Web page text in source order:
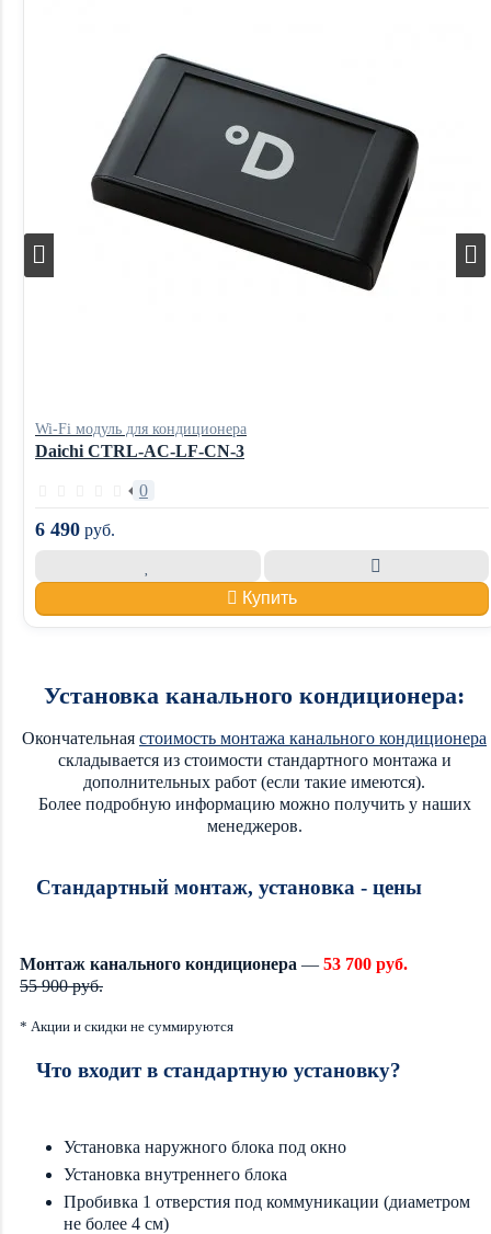
Wi-Fi модуль для кондиционера
Daichi CTRL-AC-LF-CN-3
0
6 490 руб.
Купить
Установка канального кондиционера:
Окончательная стоимость монтажа канального кондиционера
складывается из стоимости стандартного монтажа и
дополнительных работ (если такие имеются).
Более подробную информацию можно получить у наших
менеджеров.
Стандартный монтаж, установка - цены
Монтаж канального кондиционера — 53 700 руб.
55 900 руб.
* Акции и скидки не суммируются
Что входит в стандартную установку?
Установка наружного блока под окно
Установка внутреннего блока
Пробивка 1 отверстия под коммуникации (диаметром
не более 4 см)